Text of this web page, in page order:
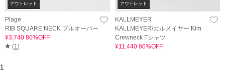
アウトレット
Plage
RIB SQUARE NECK プルオーバー
¥3,740 80%OFF
(1)
アウトレット
KALLMEYER
KALLMEYER/カルメイヤー Kim
Crewneck Tシャツ
¥11,440 80%OFF
1